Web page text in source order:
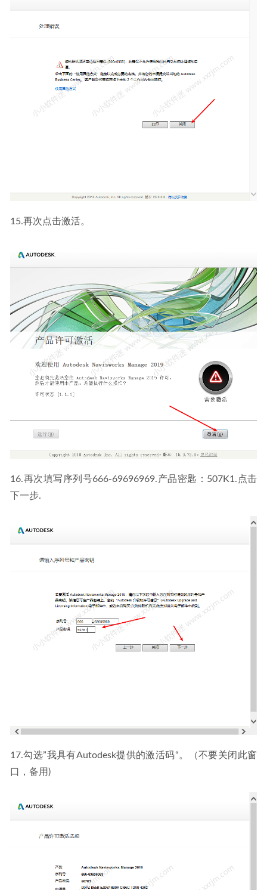
15.再次点击激活。
16.再次填写序列号666-69696969.产品密匙：507K1.点击
下一步.
17.勾选”我具有Autodesk提供的激活码“。（不要关闭此窗
口，备用)